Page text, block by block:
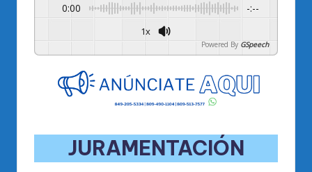
0:00 -:--
1x
Powered By GSpeech
JURAMENTACIÓN